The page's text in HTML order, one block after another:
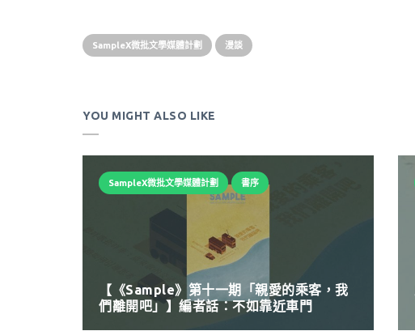
SampleX微批文學媒體計劃 漫談
YOU MIGHT ALSO LIKE
SampleX微批文學媒體計劃 書序
【《Sample》第十一期「親愛的乘客，我
們離開吧」】編者話：不如靠近車門